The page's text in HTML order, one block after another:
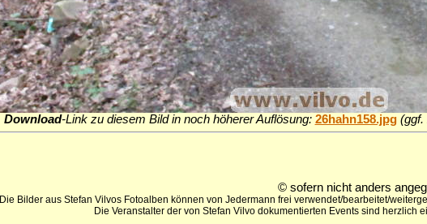
Download-Link zu diesem Bild in noch höherer Auflösung: 26hahn158.jpg (ggf.
© sofern nicht anders
Die Bilder aus Stefan Vilvos Fotoalben können von Jedermann frei verwendet/bearbeitet/
Die Veranstalter der von Stefan Vilvo dokumentierten Events sind